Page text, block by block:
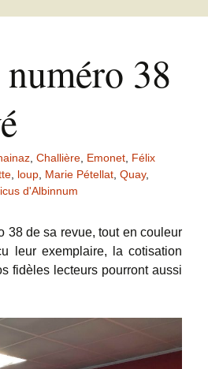
38
Challière Emonet Félix
loup Marie Pétellat Quay,
d'Albinnum
38 de sa revue, tout en couleur
leur exemplaire, la cotisation
fidèles lecteurs pourront aussi